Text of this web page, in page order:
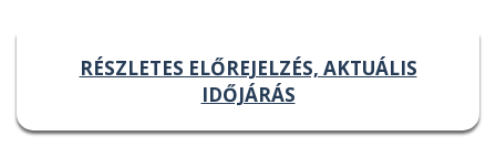
RÉSZLETES ELŐREJELZÉS, AKTUÁLIS
IDŐJÁRÁS